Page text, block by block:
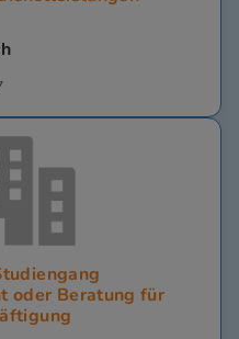
oder Beratung für